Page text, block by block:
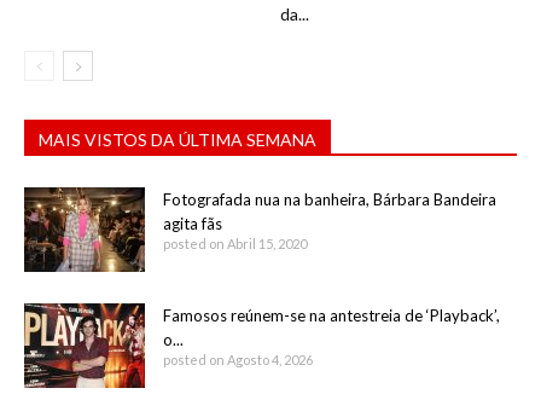
da...
MAIS VISTOS DA ÚLTIMA SEMANA
Fotografada nua na banheira, Bárbara Bandeira
agita fãs
posted on Abril 15, 2020
Famosos reúnem-se na antestreia de ‘Playback’,
o...
posted on Agosto 4, 2026